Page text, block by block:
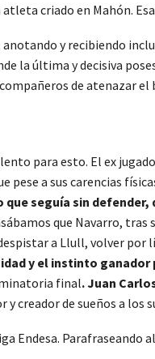
criado en Mahón. Esa
y recibiendo
la última y decisiva
de atenazar
para esto. El ex
pese a sus carencias
que seguía sin
que Navarro,
a Llull, volver por
y el instinto
final. Juan
creador de sueños a los
Endesa. Parafraseando